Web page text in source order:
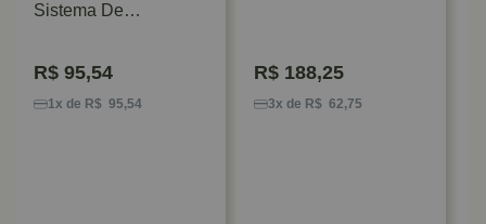
Sistema De
R$ 95,54
1x de R$ 95,54
R$ 188,25
3x de R$ 62,75